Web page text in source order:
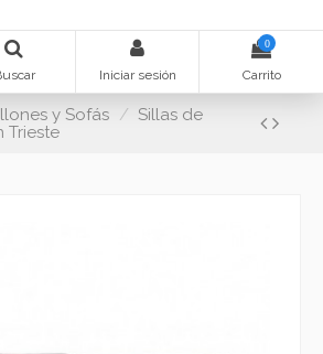
Iniciar sesión
0
Carrito
y Sofás
Sillas de
Trieste